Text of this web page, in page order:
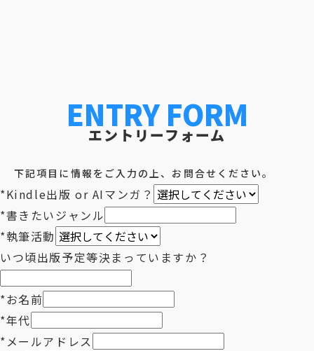
ENTRY FORM
エントリーフォーム
下記項目に情報をご入力の上、お問合せください。
*Kindle出版 or AIマンガ？
*書きたいジャンル
*執筆活動
いつ頃出版予定等決まっていますか？
*お名前
*年代
*メールアドレス